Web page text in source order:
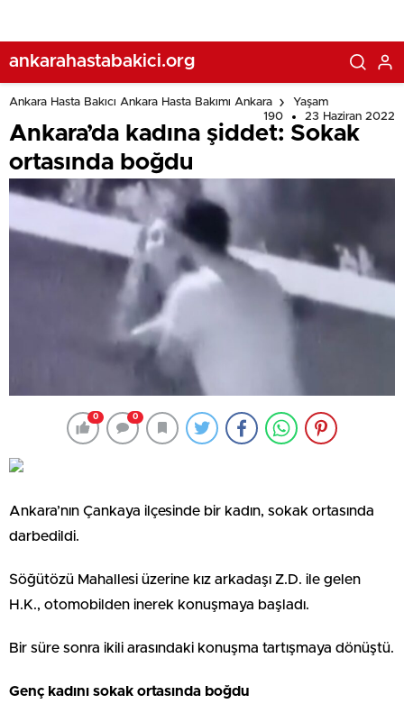
ankarahastabakici.org
Ankara Hasta Bakıcı Ankara Hasta Bakımı Ankara
Yaşam
190
23 Haziran 2022
Ankara’da kadına şiddet: Sokak
ortasında boğdu
0 0
Ankara’nın Çankaya ilçesinde bir kadın, sokak ortasında
darbedildi.
Söğütözü Mahallesi üzerine kız arkadaşı Z.D. ile gelen
H.K., otomobilden inerek konuşmaya başladı.
Bir süre sonra ikili arasındaki konuşma tartışmaya dönüştü.
Genç kadını sokak ortasında boğdu